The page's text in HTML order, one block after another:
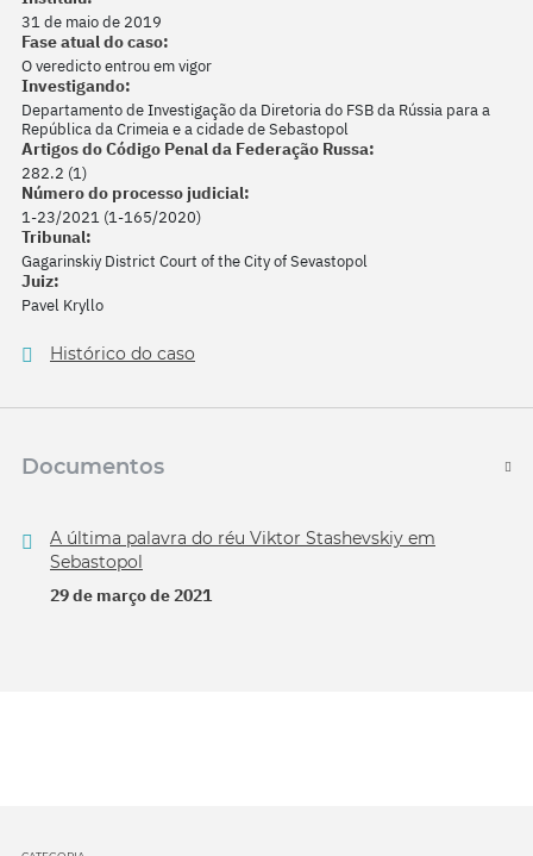
31 de maio de 2019
Fase atual do caso:
O veredicto entrou em vigor
Investigando:
Departamento de Investigação da Diretoria do FSB da Rússia para a
República da Crimeia e a cidade de Sebastopol
Artigos do Código Penal da Federação Russa:
282.2 (1)
Número do processo judicial:
1-23/2021 (1-165/2020)
Tribunal:
Gagarinskiy District Court of the City of Sevastopol
Juiz:
Pavel Kryllo
Histórico do caso
Documentos
A última palavra do réu Viktor Stashevskiy em
Sebastopol
29 de março de 2021